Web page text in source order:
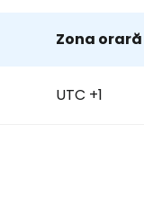
Zona orară
UTC +1